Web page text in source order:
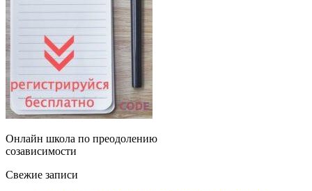
Онлайн школа по преодолению
созависимости
Свежие записи